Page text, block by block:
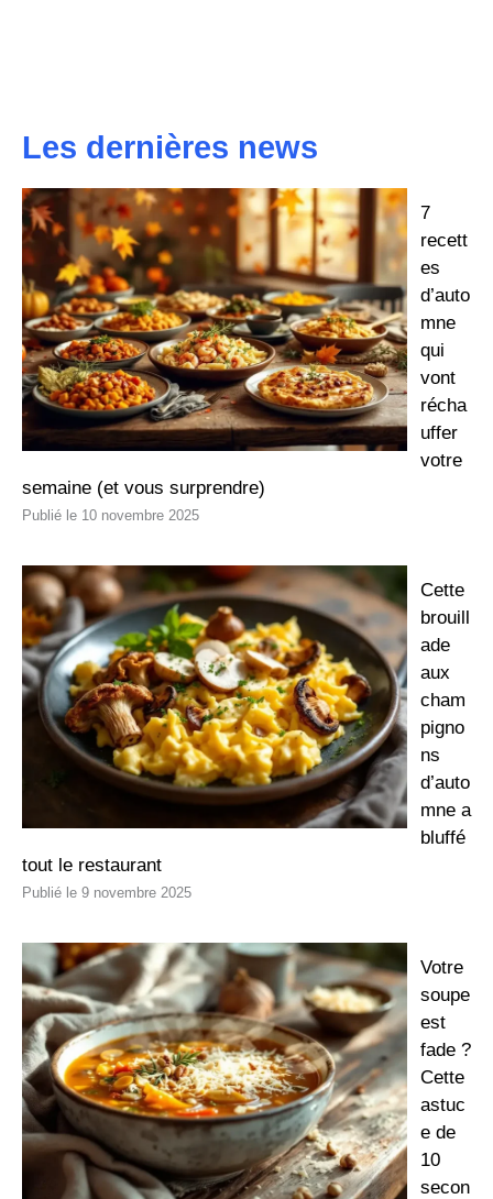
Les dernières news
7
recett
es
d’auto
mne
qui
vont
récha
uffer
votre
semaine (et vous surprendre)
10 novembre 2025
Cette
brouill
ade
aux
cham
pigno
ns
d’auto
mne a
bluffé
tout le restaurant
9 novembre 2025
Votre
soupe
est
fade ?
Cette
astuc
e de
10
secon